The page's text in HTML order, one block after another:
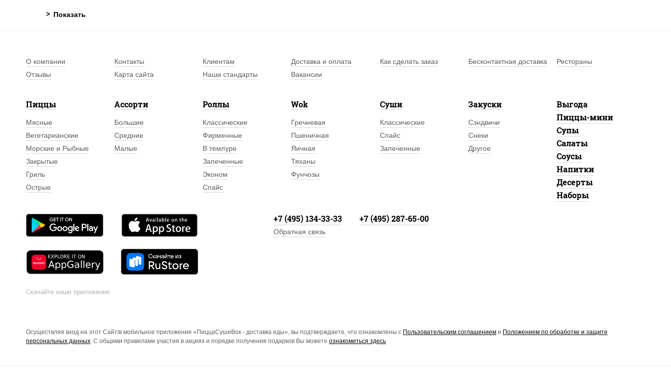
О компании Контакты Клиентам Доставка и оплата Как сделать заказ Бесконтактная доставка
Рестораны
Отзывы
Карта сайта Наши стандарты Вакансии
Пиццы
Мясные
Вегетарианские
Морские и Рыбные
Закрытые
Гриль
Острые
Ассорти
Большие
Средние
Малые
Роллы
Классические
Фирменные
В темпуре
Запеченные
Эконом
Спайс
Wok
Гречневая
Пшеничная
Яичная
Тяханы
Фунчозы
Суши
Классические
Спайс
Запеченные
Закуски
Сэндвичи
Снеки
Другое
Выгода
Пиццы-мини
Супы
Салаты
Соусы
Напитки
Десерты
Наборы
Скачайте наше приложение
+7 (495) 134-33-33 +7 (495) 287-65-00
Обратная связь
Осуществляя вход на этот Сайт/в мобильное приложение «ПиццаСушиВок - доставка еды», вы подтверждаете, что ознакомлены с Пользовательским соглашением и Положением по обработке и защите
персональных данных . С общими правилами участия в акциях и порядке получения подарков Вы можете ознакомиться здесь